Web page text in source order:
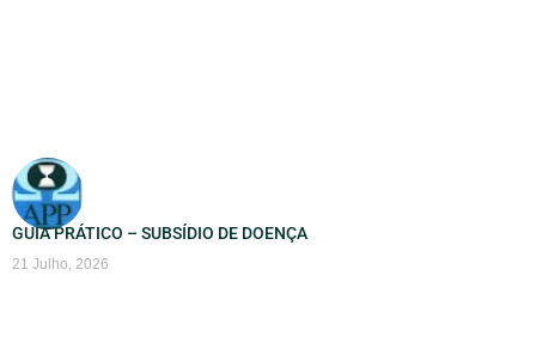
GUIA PRÁTICO – SUBSÍDIO DE DOENÇA
21 Julho, 2026